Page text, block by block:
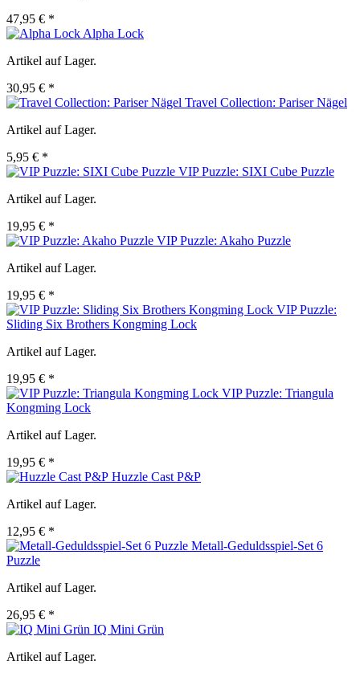
47,95 € *
Alpha Lock
Artikel auf Lager.
30,95 € *
Travel Collection: Pariser Nägel
Artikel auf Lager.
5,95 € *
VIP Puzzle: SIXI Cube Puzzle
Artikel auf Lager.
19,95 € *
VIP Puzzle: Akaho Puzzle
Artikel auf Lager.
19,95 € *
VIP Puzzle:
Sliding Six Brothers Kongming Lock
Artikel auf Lager.
19,95 € *
VIP Puzzle: Triangula
Kongming Lock
Artikel auf Lager.
19,95 € *
Huzzle Cast P&P
Artikel auf Lager.
12,95 € *
Metall-Geduldsspiel-Set 6
Puzzle
Artikel auf Lager.
26,95 € *
IQ Mini Grün
Artikel auf Lager.